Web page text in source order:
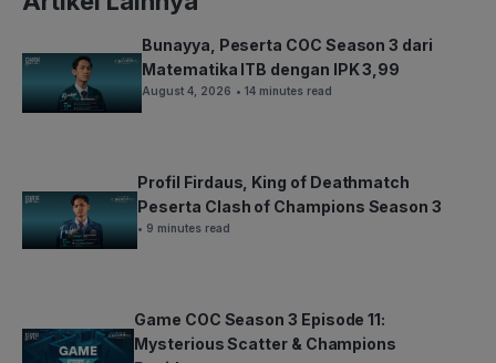
Bunayya, Peserta COC Season 3 dari
Matematika ITB dengan IPK 3,99
August 4, 2026 • 14 minutes read
Profil Firdaus, King of Deathmatch
Peserta Clash of Champions Season 3
• 9 minutes read
Game COC Season 3 Episode 11:
Mysterious Scatter & Champions